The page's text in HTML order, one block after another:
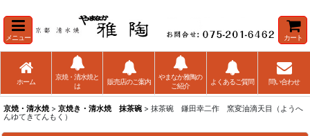
京焼・清水焼> 京焼き・清水焼 抹茶碗 > 抹茶碗 鎌田幸二作 窯変油滴天目（ようへ
んゆてきてんもく）
メニュー カート
ホーム
京焼・清水焼と
は
販売店のご案内
やまなか雅陶の
ご紹介
よくあるご質問 問い合わせ